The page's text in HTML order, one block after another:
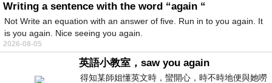
Writing a sentence with the word “again “
Not Write an equation with an answer of five. Run in to you again. It
is you again. Nice seeing you again.
2026-08-05
英語小教室，saw you again
得知某師姐懂英文時，蠻開心，時不時地便與她嘮